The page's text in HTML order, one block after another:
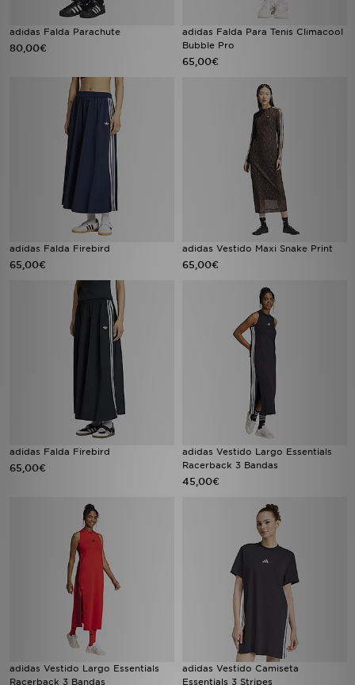
adidas Falda Parachute
80,00€
adidas Falda Para Tenis Climacool
Bubble Pro
65,00€
adidas Falda Firebird
65,00€
adidas Vestido Maxi Snake Print
65,00€
adidas Falda Firebird
65,00€
adidas Vestido Largo Essentials
Racerback 3 Bandas
45,00€
adidas Vestido Largo Essentials
Racerback 3 Bandas
adidas Vestido Camiseta
Essentials 3 Stripes